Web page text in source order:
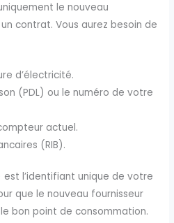
le nouveau
contrat. Vous aurez besoin de
d’électricité.
(PDL) ou le numéro de votre
actuel.
(RIB).
est l’identifiant unique de votre
que le nouveau fournisseur
bon point de consommation.